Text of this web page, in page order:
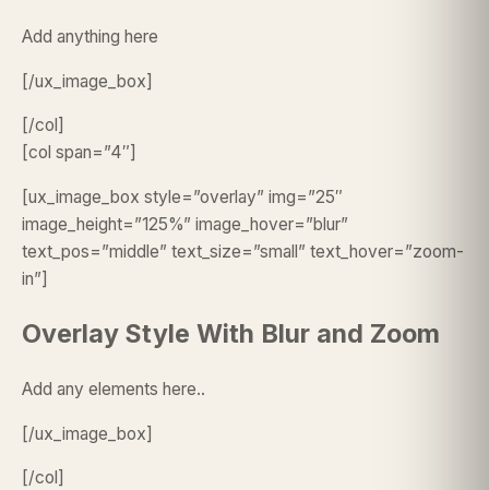
Add anything here
[/ux_image_box]
[/col]
[col span=”4″]
[ux_image_box style=”overlay” img=”25″
image_height=”125%” image_hover=”blur”
text_pos=”middle” text_size=”small” text_hover=”zoom-
in”]
Overlay Style With Blur and Zoom
Add any elements here..
[/ux_image_box]
[/col]